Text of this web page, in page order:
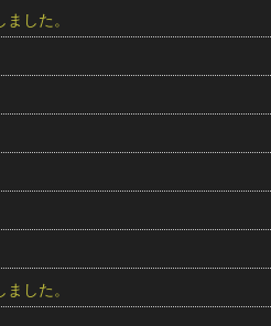
した。
した。